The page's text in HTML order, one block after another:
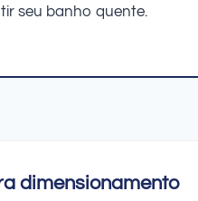
seu banho quente.
dimensionamento